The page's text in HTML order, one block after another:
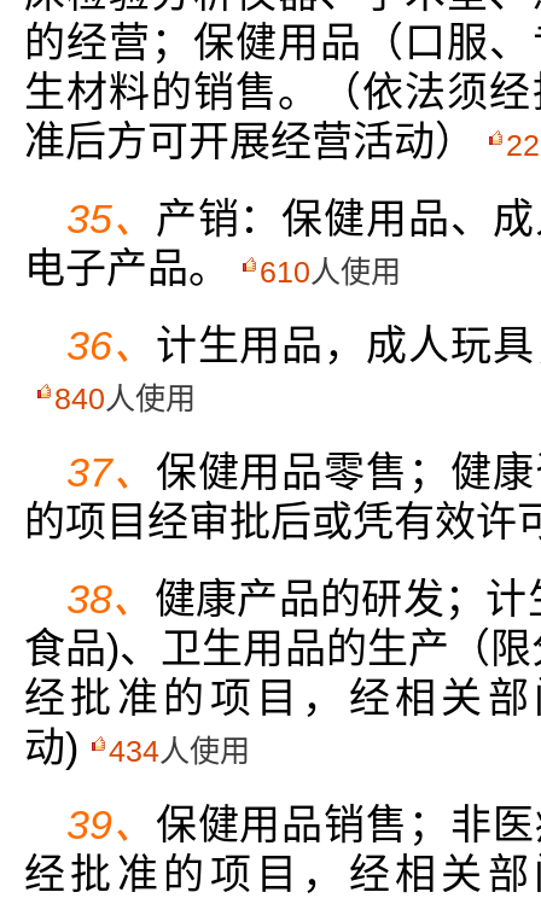
的经营；保健用品（口服
生材料的销售。（依法须
准后方可开展经营活动）
35、 产销：保健用品、
电子产品。
610人使用
36、 计生用品，成人玩
840人使用
37、 保健用品零售；健
的项目经审批后或凭有效许
38、 健康产品的研发；
食品)、卫生用品的生产（
经批准的项目，经相关
动)
434人使用
39、 保健用品销售；非
经批准的项目，经相关